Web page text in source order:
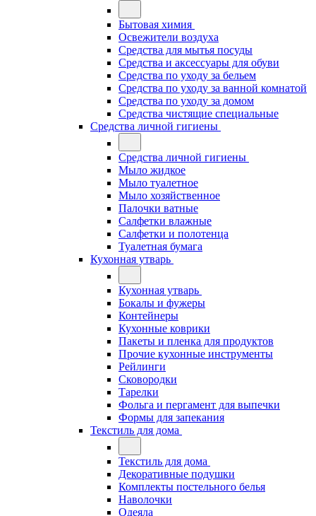
Бытовая химия
Освежители воздуха
Средства для мытья посуды
Средства и аксессуары для обуви
Средства по уходу за бельем
Средства по уходу за ванной комнатой
Средства по уходу за домом
Средства чистящие специальные
Средства личной гигиены
Средства личной гигиены
Мыло жидкое
Мыло туалетное
Мыло хозяйственное
Палочки ватные
Салфетки влажные
Салфетки и полотенца
Туалетная бумага
Кухонная утварь
Кухонная утварь
Бокалы и фужеры
Контейнеры
Кухонные коврики
Пакеты и пленка для продуктов
Прочие кухонные инструменты
Рейлинги
Сковородки
Тарелки
Фольга и пергамент для выпечки
Формы для запекания
Текстиль для дома
Текстиль для дома
Декоративные подушки
Комплекты постельного белья
Наволочки
Одеяла